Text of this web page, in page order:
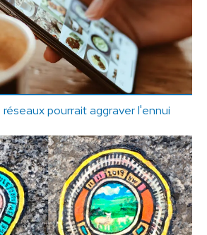
réseaux pourrait aggraver l'ennui